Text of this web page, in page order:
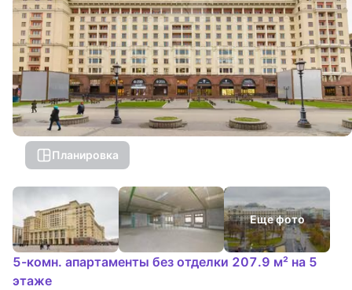
Планировка
Еще фото
5-комн. апартаменты без отделки 207.9 м² на 5
этаже